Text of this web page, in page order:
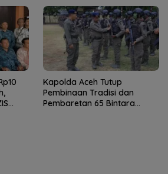
Kapolda Aceh Tutup
Pembinaan Tradisi dan
Pembaretan 65 Bintara